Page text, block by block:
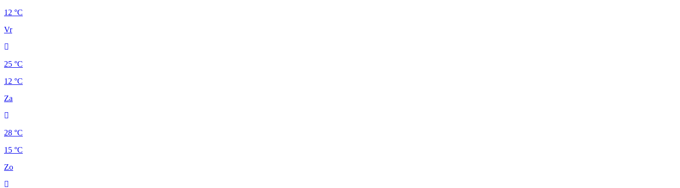
12 °C
Vr
25 °C
12 °C
Za
28 °C
15 °C
Zo